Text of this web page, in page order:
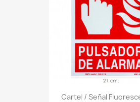
Cartel / Señal